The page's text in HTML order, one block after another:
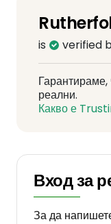
is verified
Гарантираме,
реални.
Какво е
Вход за
За да